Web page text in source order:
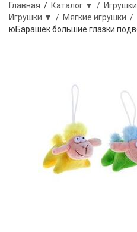
Главная / Каталог ▼ /
Игрушки ▼ / Мягкие игрушки /
юБарашек большие глазки